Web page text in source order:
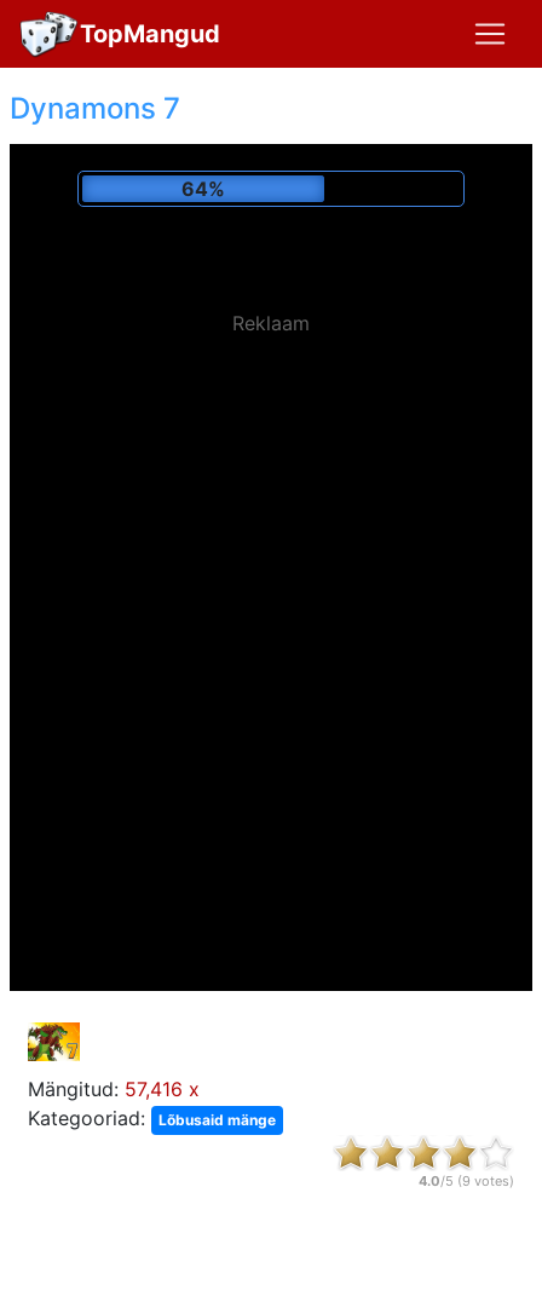
TopMangud
Dynamons 7
69%
Reklaam
Mängitud: 57,416 x
Kategooriad:
Lõbusaid mänge
4.0/5 (9 votes)